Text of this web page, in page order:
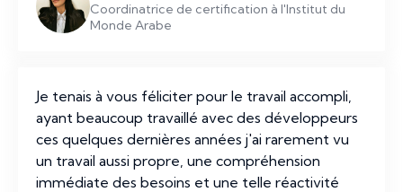
Coordinatrice de certification à l'Institut du
Monde Arabe
Je tenais à vous féliciter pour le travail accompli,
ayant beaucoup travaillé avec des développeurs
ces quelques dernières années j'ai rarement vu
un travail aussi propre, une compréhension
immédiate des besoins et une telle réactivité